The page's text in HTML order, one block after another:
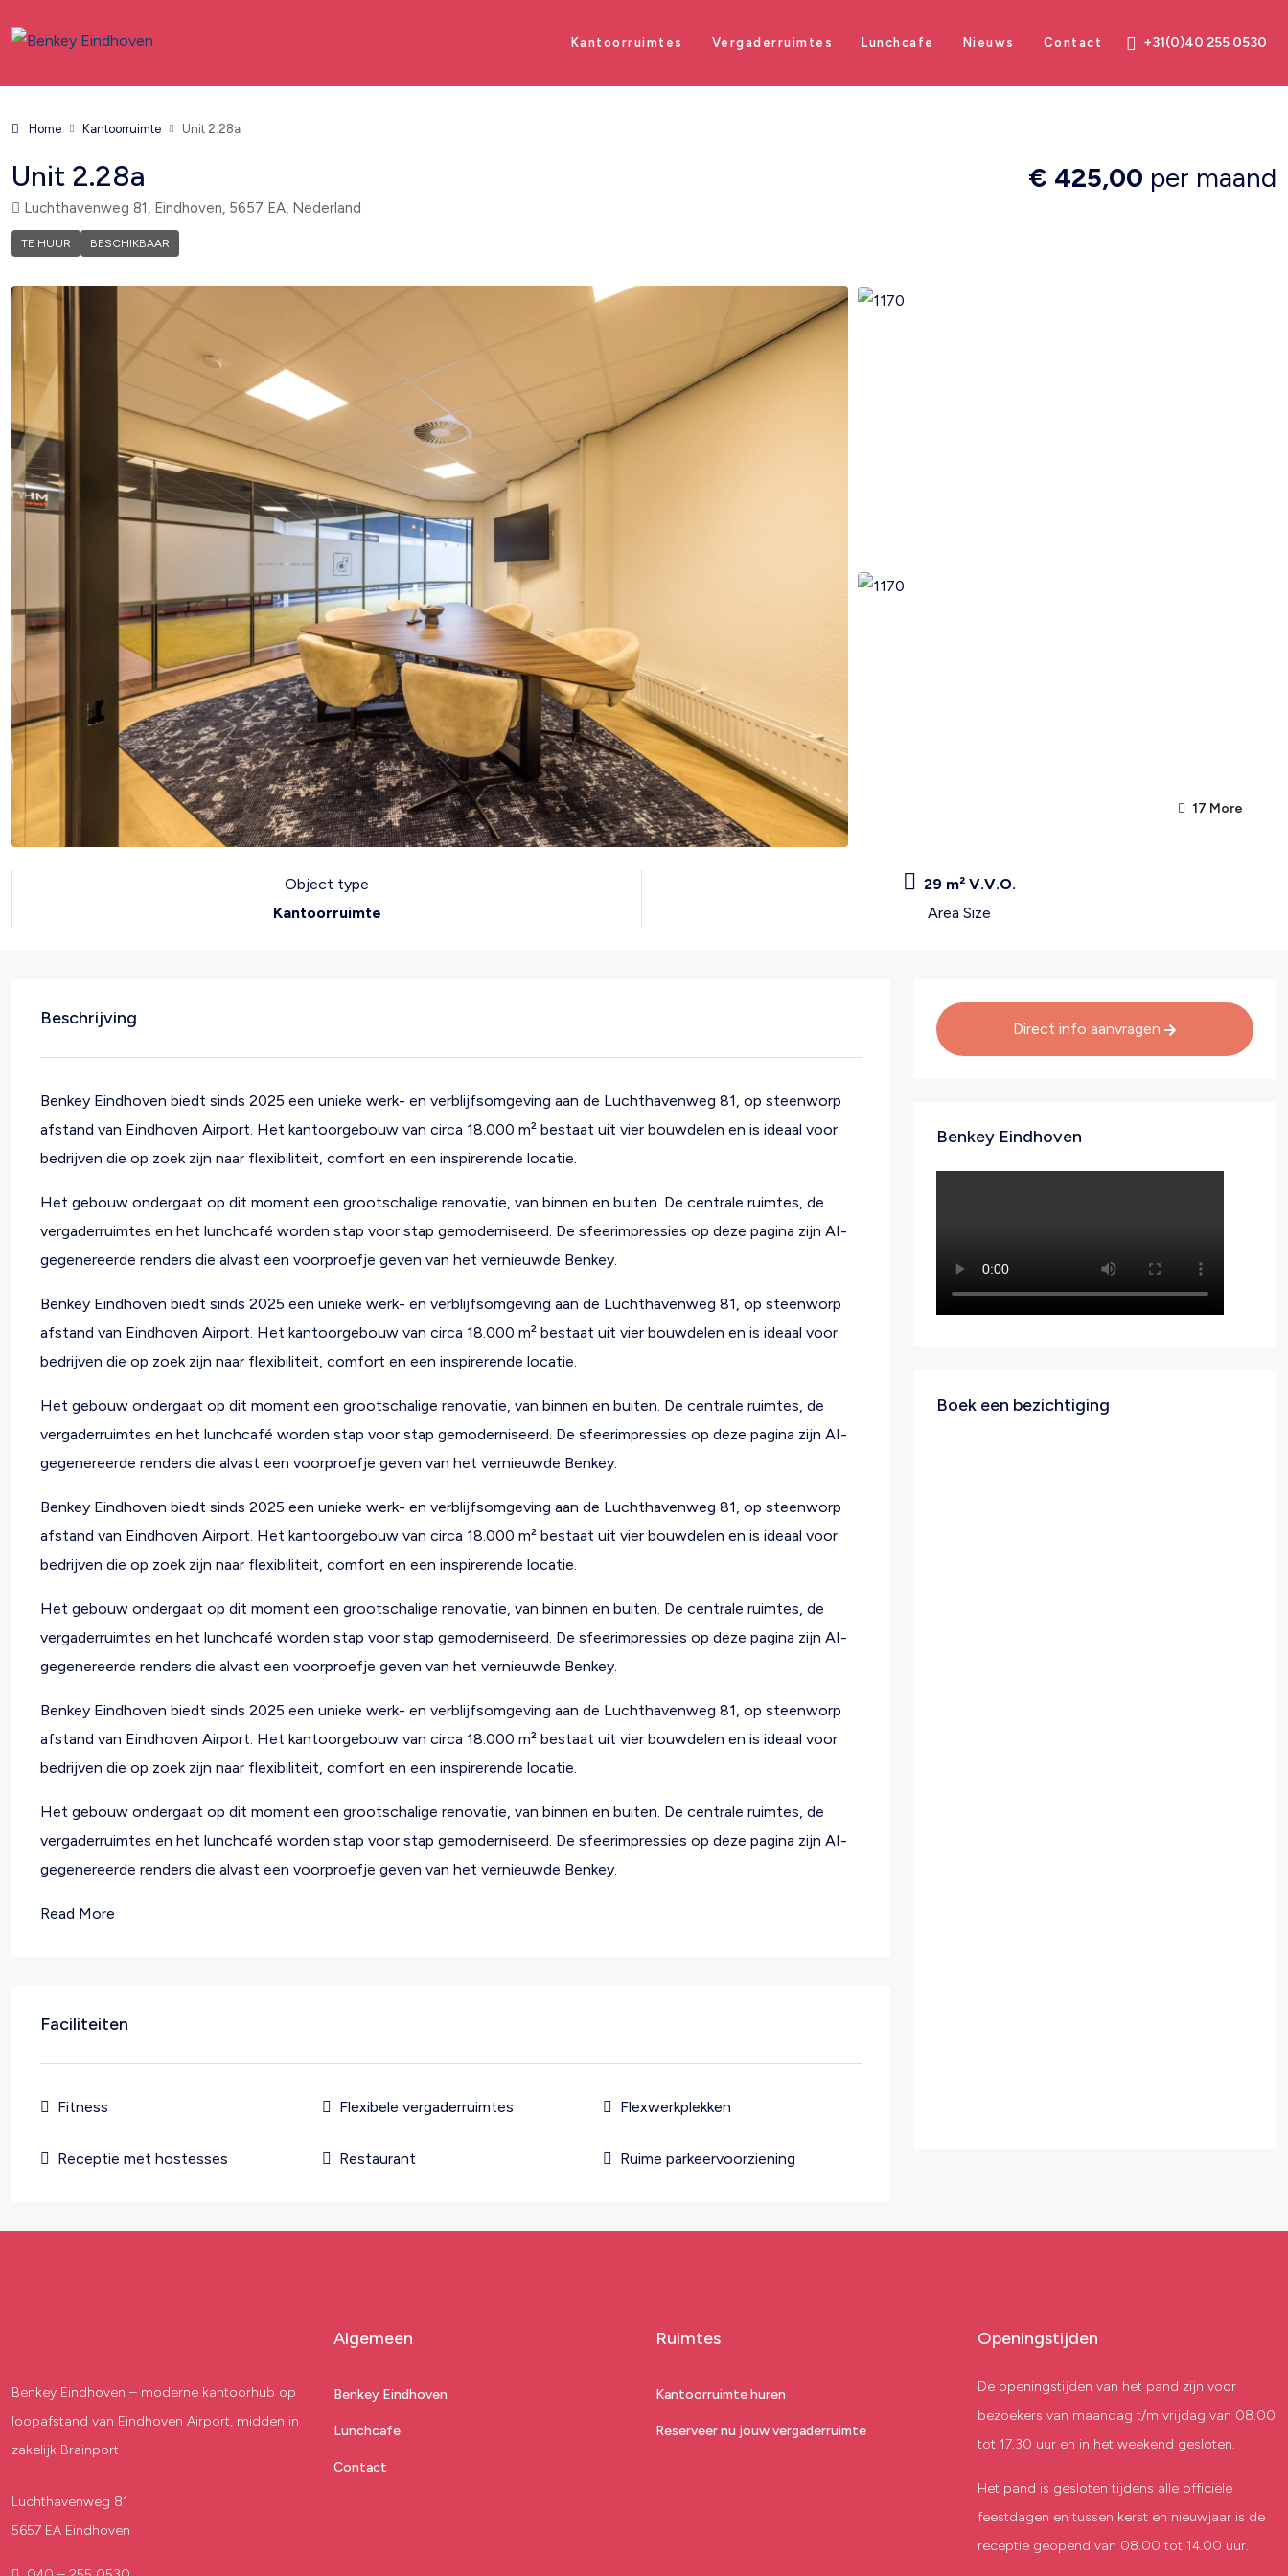
Kantoorruimtes Vergaderruimtes Lunchcafe Nieuws Contact +31(0)40 255 0530
Home Kantoorruimte Unit 2.28a
Unit 2.28a
Luchthavenweg 81, Eindhoven, 5657 EA, Nederland
TE HUUR BESCHIKBAAR
€ 425,00 per maand
17 More
Object type
Kantoorruimte
29 m² V.V.O.
Area Size
Beschrijving
Benkey Eindhoven biedt sinds 2025 een unieke werk- en verblijfsomgeving aan de Luchthavenweg 81, op steenworp
afstand van Eindhoven Airport. Het kantoorgebouw van circa 18.000 m² bestaat uit vier bouwdelen en is ideaal voor
bedrijven die op zoek zijn naar flexibiliteit, comfort en een inspirerende locatie.
Het gebouw ondergaat op dit moment een grootschalige renovatie, van binnen en buiten. De centrale ruimtes, de
vergaderruimtes en het lunchcafé worden stap voor stap gemoderniseerd. De sfeerimpressies op deze pagina zijn AI-
gegenereerde renders die alvast een voorproefje geven van het vernieuwde Benkey.
Benkey Eindhoven biedt sinds 2025 een unieke werk- en verblijfsomgeving aan de Luchthavenweg 81, op steenworp
afstand van Eindhoven Airport. Het kantoorgebouw van circa 18.000 m² bestaat uit vier bouwdelen en is ideaal voor
bedrijven die op zoek zijn naar flexibiliteit, comfort en een inspirerende locatie.
Het gebouw ondergaat op dit moment een grootschalige renovatie, van binnen en buiten. De centrale ruimtes, de
vergaderruimtes en het lunchcafé worden stap voor stap gemoderniseerd. De sfeerimpressies op deze pagina zijn AI-
gegenereerde renders die alvast een voorproefje geven van het vernieuwde Benkey.
Benkey Eindhoven biedt sinds 2025 een unieke werk- en verblijfsomgeving aan de Luchthavenweg 81, op steenworp
afstand van Eindhoven Airport. Het kantoorgebouw van circa 18.000 m² bestaat uit vier bouwdelen en is ideaal voor
bedrijven die op zoek zijn naar flexibiliteit, comfort en een inspirerende locatie.
Het gebouw ondergaat op dit moment een grootschalige renovatie, van binnen en buiten. De centrale ruimtes, de
vergaderruimtes en het lunchcafé worden stap voor stap gemoderniseerd. De sfeerimpressies op deze pagina zijn AI-
gegenereerde renders die alvast een voorproefje geven van het vernieuwde Benkey.
Benkey Eindhoven biedt sinds 2025 een unieke werk- en verblijfsomgeving aan de Luchthavenweg 81, op steenworp
afstand van Eindhoven Airport. Het kantoorgebouw van circa 18.000 m² bestaat uit vier bouwdelen en is ideaal voor
bedrijven die op zoek zijn naar flexibiliteit, comfort en een inspirerende locatie.
Het gebouw ondergaat op dit moment een grootschalige renovatie, van binnen en buiten. De centrale ruimtes, de
vergaderruimtes en het lunchcafé worden stap voor stap gemoderniseerd. De sfeerimpressies op deze pagina zijn AI-
gegenereerde renders die alvast een voorproefje geven van het vernieuwde Benkey.
Read More
Faciliteiten
Fitness Flexibele vergaderruimtes Flexwerkplekken
Receptie met hostesses Restaurant Ruime parkeervoorziening
Direct info aanvragen
Benkey Eindhoven
Boek een bezichtiging
Benkey Eindhoven – moderne kantoorhub op
loopafstand van Eindhoven Airport, midden in
zakelijk Brainport
Luchthavenweg 81
5657 EA Eindhoven
Algemeen
Benkey Eindhoven
Lunchcafe
Contact
Ruimtes
Kantoorruimte huren
Reserveer nu jouw vergaderruimte
Openingstijden
De openingstijden van het pand zijn voor
bezoekers van maandag t/m vrijdag van 08.00
tot 17.30 uur en in het weekend gesloten.
Het pand is gesloten tijdens alle officiële
feestdagen en tussen kerst en nieuwjaar is de
receptie geopend van 08.00 tot 14.00 uur.